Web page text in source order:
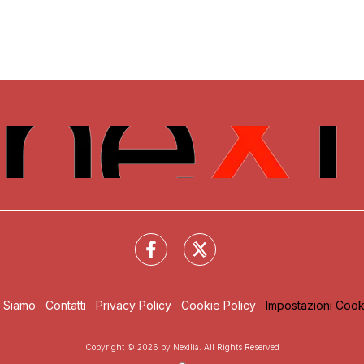
Siamo Contatti Privacy Policy Cookie Policy Impostazioni
Copyright © 2026 by Nexilia. All Rights Reserved